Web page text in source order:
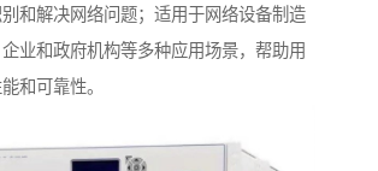
和解决网络问题；适用于网络设备制造
业和政府机构等多种应用场景，帮助用
和可靠性。